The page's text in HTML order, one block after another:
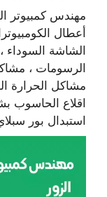
مهندس كمبيوتر
أعطال
الشاشة
الرسومات ،
مشاكل الحرارة
اقلاع الحاسوب
استبدال بور